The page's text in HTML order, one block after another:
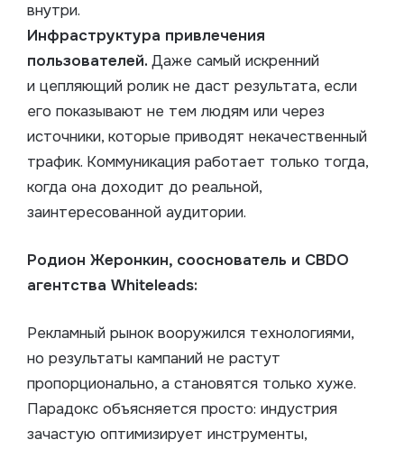
внутри.
Инфраструктура привлечения
пользователей. Даже самый искренний
и цепляющий ролик не даст результата, если
его показывают не тем людям или через
источники, которые приводят некачественный
трафик. Коммуникация работает только тогда,
когда она доходит до реальной,
заинтересованной аудитории.
Родион Жеронкин, сооснователь и CBDO
агентства Whiteleads:
Рекламный рынок вооружился технологиями,
но результаты кампаний не растут
пропорционально, а становятся только хуже.
Парадокс объясняется просто: индустрия
зачастую оптимизирует инструменты,